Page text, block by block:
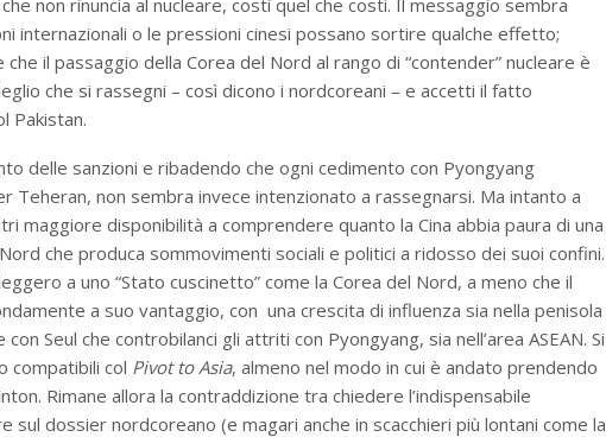
internazionali o le pressioni cinesi possano sortire qualche effetto;
il passaggio della Corea del Nord al rango di “contender” nucleare è
che si rassegni – così dicono i nordcoreani – e accetti il fatto
Pakistan.
delle sanzioni e ribadendo che ogni cedimento con Pyongyang
Teheran, non sembra invece intenzionato a rassegnarsi. Ma intanto a
maggiore disponibilità a comprendere quanto la Cina abbia paura di una
che produca sommovimenti sociali e politici a ridosso dei suoi confini.
a uno “Stato cuscinetto” come la Corea del Nord, a meno che il
a suo vantaggio, con una crescita di influenza sia nella penisola
Seul che controbilanci gli attriti con Pyongyang, sia nell’area ASEAN. Si
compatibili col Pivot to Asia, almeno nel modo in cui è andato prendendo
Rimane allora la contraddizione tra chiedere l’indispensabile
sul dossier nordcoreano (e magari anche in scacchieri più lontani come la